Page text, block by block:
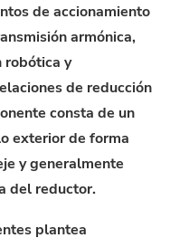
de accionamiento
armónica,
robótica y
de reducción
consta de un
exterior de forma
y generalmente
del reductor.
plantea